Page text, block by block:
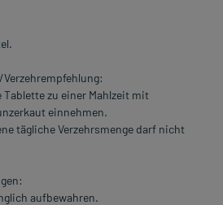
Tablette zu einer Mahlzeit mit
einnehmen.
tägliche Verzehrsmenge darf nicht
aufbewahren.